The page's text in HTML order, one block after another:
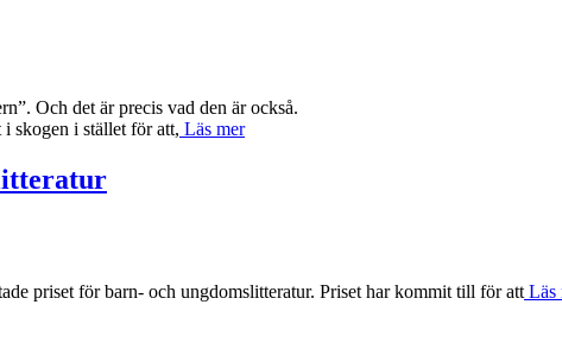
Och det är precis vad den är också.
skogen i stället för att, Läs mer
priset för barn- och ungdomslitteratur. Priset har kommit till för att Läs